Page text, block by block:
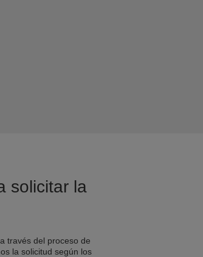
solicitar la
través del proceso de
la solicitud según los